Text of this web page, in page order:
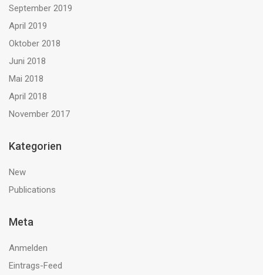
September 2019
April 2019
Oktober 2018
Juni 2018
Mai 2018
April 2018
November 2017
Kategorien
New
Publications
Meta
Anmelden
Eintrags-Feed